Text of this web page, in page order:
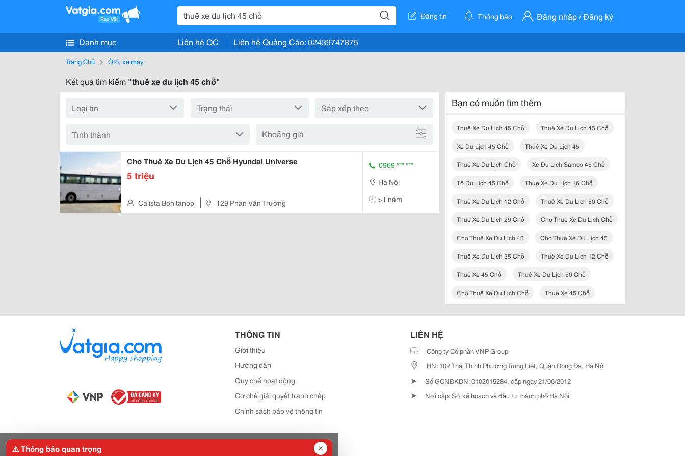
Đăng tin Thông báo Đăng nhập / Đăng ký
Danh mục Liên hệ QC Liên hệ Quảng Cáo: 02439747875
Trang Chủ Ôtô, xe máy
Kết quả tìm kiếm "thuê xe du lịch 45 chỗ"
Khoảng giá
Cho Thuê Xe Du Lịch 45 Chỗ Hyundai Universe
5 triệu
Calista Bonitanop 129 Phan Văn Trường
0969 *** ***
Hà Nội
>1 năm
Bạn có muốn tìm thêm
Thuê Xe Du Lịch 45 Chỗ Thuê Xe Du Lịch 45 Chỗ
Xe Du Lịch 45 Chỗ Thuê Xe Du Lịch 45
Thuê Xe Du Lịch Chỗ Xe Du Lịch Samco 45 Chỗ
Tô Du Lịch 45 Chỗ Thuê Xe Du Lịch 16 Chỗ
Thuê Xe Du Lịch 12 Chỗ Thuê Xe Du Lịch 50 Chỗ
Thuê Xe Du Lịch 29 Chỗ Cho Thuê Xe Du Lịch Chỗ
Cho Thuê Xe Du Lịch 45 Cho Thuê Xe Du Lịch 45
Thuê Xe Du Lịch 35 Chỗ Thuê Xe Du Lịch 12 Chỗ
Thuê Xe 45 Chỗ Thuê Xe Du Lịch 50 Chỗ
Cho Thuê Xe Du Lịch Chỗ Thuê Xe 45 Chỗ
THÔNG TIN
Giới thiệu
Hướng dẫn
Quy chế hoạt động
Cơ chế giải quyết tranh chấp
Chính sách bảo vệ thông tin
LIÊN HỆ
Công ty Cổ phần VNP Group
HN: 102 Thái Thịnh Phường Trung Liệt, Quận Đống Đa, Hà Nội
➤ Số GCNĐKDN: 0102015284, cấp ngày 21/06/2012
➤ Nơi cấp: Sở kế hoạch và đầu tư thành phố Hà Nội
⚠️ Thông báo quan trọng